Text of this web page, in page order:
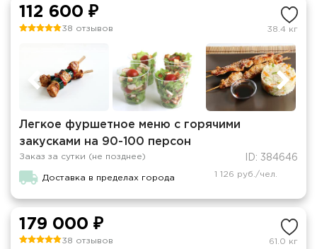
112 600 ₽
38 отзывов 38.4 кг
Легкое фуршетное меню с горячими
закусками на 90-100 персон
Заказ за сутки (не позднее) ID: 384646
Доставка в пределах города 1 126 руб./чел.
179 000 ₽
38 отзывов 61.0 кг